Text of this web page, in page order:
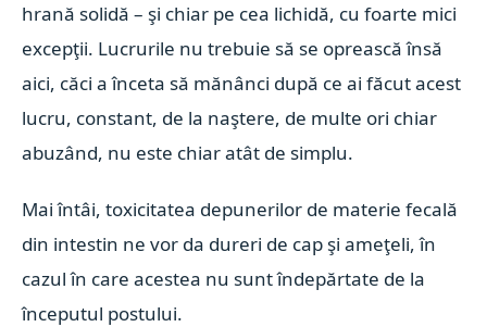
hrană solidă – şi chiar pe cea lichidă, cu foarte mici
excepţii. Lucrurile nu trebuie să se oprească însă
aici, căci a înceta să mănânci după ce ai făcut acest
lucru, constant, de la naştere, de multe ori chiar
abuzând, nu este chiar atât de simplu.
Mai întâi, toxicitatea depunerilor de materie fecală
din intestin ne vor da dureri de cap şi ameţeli, în
cazul în care acestea nu sunt îndepărtate de la
începutul postului.